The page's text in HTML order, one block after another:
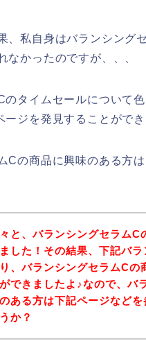
、私自身はバランシング
なかったのですが、、、
のタイムセールについて
ジを発見することがで
Cの商品に興味のある方
と、バランシングセラムC
した！その結果、下記バ
、バランシングセラムCの
できましたよ♪なので、バ
ある方は下記ページなど
か？